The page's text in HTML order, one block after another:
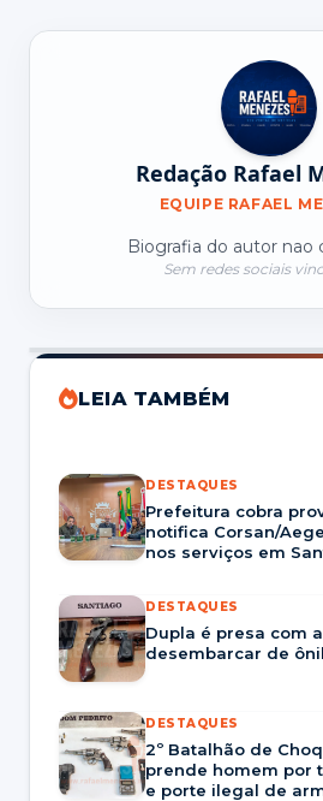
Redação Rafael
EQUIPE RAFAEL
Biografia do autor nao
Sem redes sociais
LEIA TAMBÉM
DESTAQUES
Prefeitura cobra
notifica Corsan/
nos serviços em
DESTAQUES
Dupla é presa com
desembarcar de
DESTAQUES
2º Batalhão de
prende homem por
e porte ilegal de